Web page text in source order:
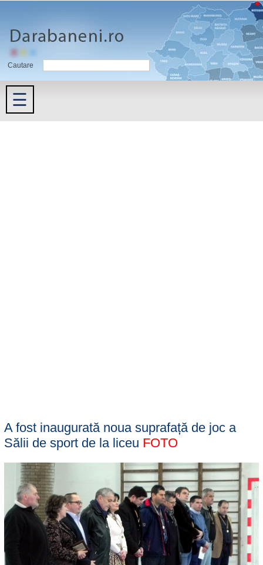
Cautare
☰
A fost inaugurată noua suprafață de joc a
Sălii de sport de la liceu FOTO